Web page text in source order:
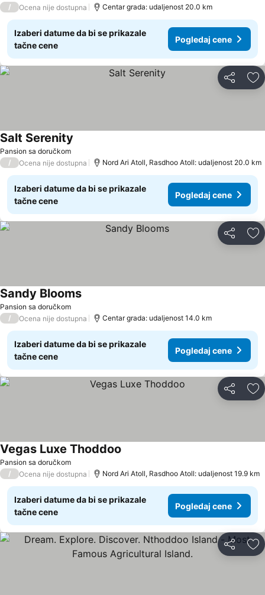
/ Ocena nije dostupna Centar grada: udaljenost 20.0 km
Izaberi datume da bi se prikazale
tačne cene
Pogledaj cene
Deli
Pansion sa doručkom
Salt Serenity
/ Ocena nije dostupna Nord Ari Atoll, Rasdhoo Atoll: udaljenost 20.0 km
Izaberi datume da bi se prikazale
tačne cene
Pogledaj cene
Deli
Pansion sa doručkom
Sandy Blooms
/ Ocena nije dostupna Centar grada: udaljenost 14.0 km
Izaberi datume da bi se prikazale
tačne cene
Pogledaj cene
Deli
Pansion sa doručkom
Vegas Luxe Thoddoo
/ Ocena nije dostupna Nord Ari Atoll, Rasdhoo Atoll: udaljenost 19.9 km
Izaberi datume da bi se prikazale
tačne cene
Pogledaj cene
Deli